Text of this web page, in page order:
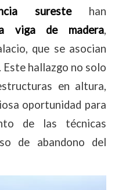
surestehan
viga de madera,
que se asocian
Este hallazgo no solo
en altura,
oportunidad para
de las técnicas
de abandono del